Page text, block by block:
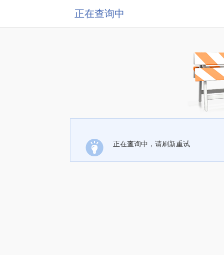
正在查询中
正在查询中，请刷新重试